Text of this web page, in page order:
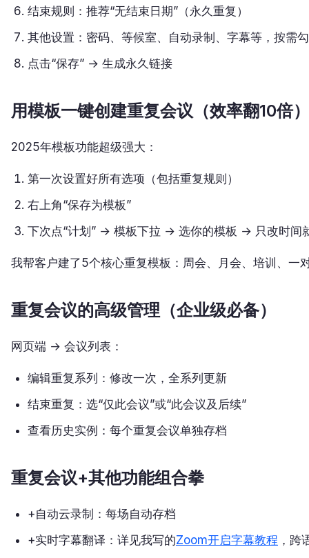
结束规则：推荐“无结束日期”（永久重复）
其他设置：密码、等候室、自动录制、字幕等，按需
点击“保存” → 生成永久链接
用模板一键创建重复会议（效率翻10倍）
2025年模板功能超级强大：
第一次设置好所有选项（包括重复规则）
右上角“保存为模板”
下次点“计划” → 模板下拉 → 选你的模板 → 只改时间
我帮客户建了5个核心重复模板：周会、月会、培训、一
重复会议的高级管理（企业级必备）
网页端 → 会议列表：
编辑重复系列：修改一次，全系列更新
结束重复：选“仅此会议”或“此会议及后续”
查看历史实例：每个重复会议单独存档
重复会议+其他功能组合拳
+自动云录制：每场自动存档
+实时字幕翻译：详见我写的Zoom开启字幕教程 ，跨